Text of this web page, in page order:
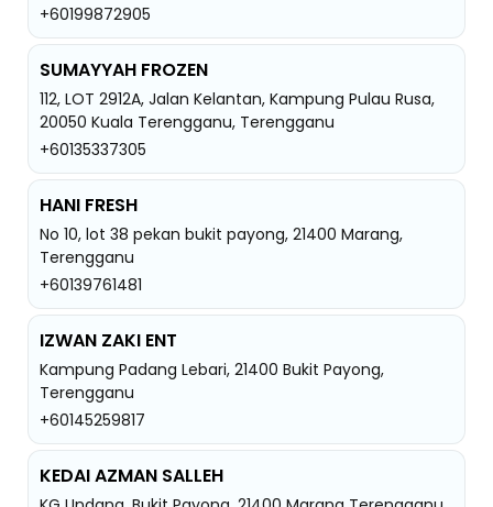
+60199872905
SUMAYYAH FROZEN
112, LOT 2912A, Jalan Kelantan, Kampung Pulau Rusa,
20050 Kuala Terengganu, Terengganu
+60135337305
HANI FRESH
No 10, lot 38 pekan bukit payong, 21400 Marang,
Terengganu
+60139761481
IZWAN ZAKI ENT
Kampung Padang Lebari, 21400 Bukit Payong,
Terengganu
+60145259817
KEDAI AZMAN SALLEH